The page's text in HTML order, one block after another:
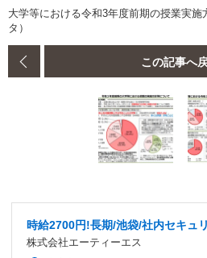
大学等における令和3年度前期の授業実
タ）
この記事へ
時給2700円!長期/池袋/社内セキュ
株式会社エーティーエス